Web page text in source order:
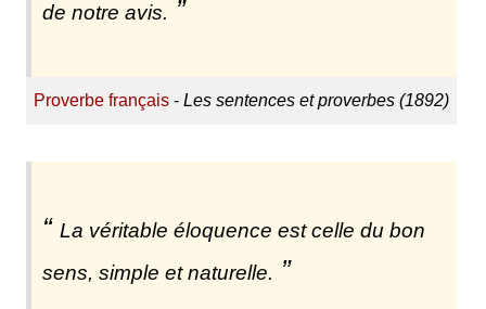
de notre avis.
Proverbe français- Les sentences et proverbes (1892)
La véritable éloquence est celle du bon
sens, simple et naturelle.